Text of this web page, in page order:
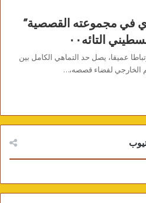
في مجموعته القصصية”
التائه٠٠
عميقا، يصل حد التماهي الكامل بين
الخارجي لفضاء قصصه،…